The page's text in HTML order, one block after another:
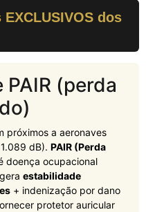
dos
(perda
próximos a aeronaves
dB). PAIR (Perda
doença ocupacional
estabilidade
+ indenização por dano
protetor auricular